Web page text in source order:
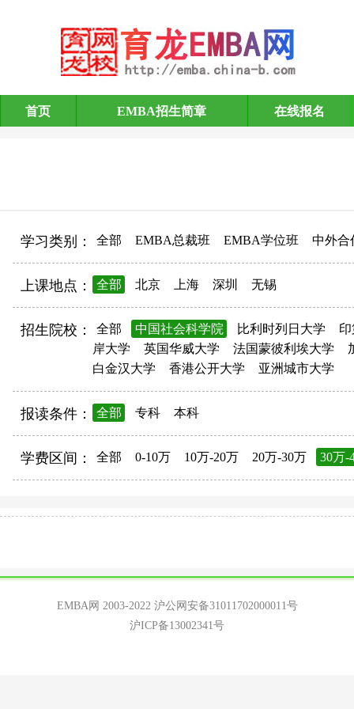
EMBA招生简章
首页 EMBA招生简章 在线报名
学习类别： 全部 EMBA总裁班 EMBA学位班 中外合
上课地点： 全部 北京 上海 深圳 无锡
招生院校： 全部 中国社会科学院 比利时列日大学
岸大学
英国华威大学 法国蒙彼利埃大学
白金汉大学
香港公开大学 亚洲城市大学
报读条件： 全部 专科 本科
学费区间： 全部 0-10万 10万-20万 20万-30万 30万-
EMBA网 2003-2022 沪公网安备31011702000011号
沪ICP备13002341号